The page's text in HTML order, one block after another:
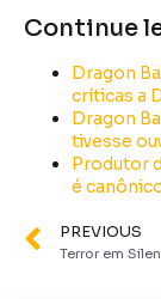
Continue
Dragon
críticas a
Dragon
tivesse
Produtor
é
PREVIOUS